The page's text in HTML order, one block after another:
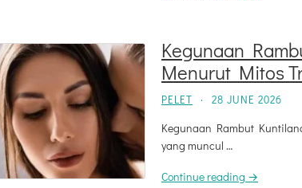
Kegunaan
Menurut Mitos
PELET · 28 JUNE 2026
Kegunaan Rambut
yang muncul …
Continue reading →